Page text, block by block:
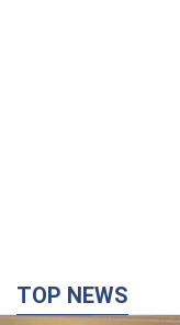
TOP NEWS